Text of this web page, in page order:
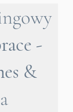
-
&